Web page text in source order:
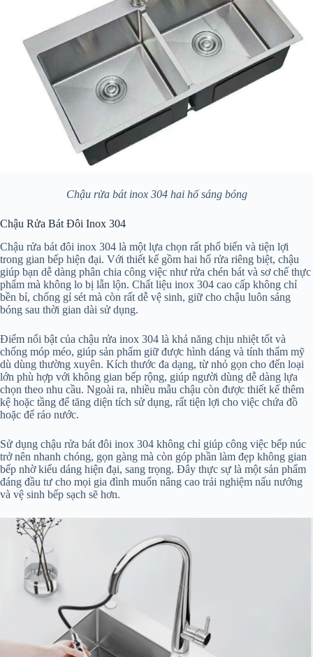
Chậu rửa bát inox 304 hai hố sáng bóng
Chậu Rửa Bát Đôi Inox 304
Chậu rửa bát đôi inox 304 là một lựa chọn rất phổ biến và tiện lợi
trong gian bếp hiện đại. Với thiết kế gồm hai hố rửa riêng biệt, chậu
giúp bạn dễ dàng phân chia công việc như rửa chén bát và sơ chế thực
phẩm mà không lo bị lẫn lộn. Chất liệu inox 304 cao cấp không chỉ
bền bỉ, chống gỉ sét mà còn rất dễ vệ sinh, giữ cho chậu luôn sáng
bóng sau thời gian dài sử dụng.
Điểm nổi bật của chậu rửa inox 304 là khả năng chịu nhiệt tốt và
chống móp méo, giúp sản phẩm giữ được hình dáng và tính thẩm mỹ
dù dùng thường xuyên. Kích thước đa dạng, từ nhỏ gọn cho đến loại
lớn phù hợp với không gian bếp rộng, giúp người dùng dễ dàng lựa
chọn theo nhu cầu. Ngoài ra, nhiều mẫu chậu còn được thiết kế thêm
kệ hoặc tầng để tăng diện tích sử dụng, rất tiện lợi cho việc chứa đồ
hoặc để ráo nước.
Sử dụng chậu rửa bát đôi inox 304 không chỉ giúp công việc bếp núc
trở nên nhanh chóng, gọn gàng mà còn góp phần làm đẹp không gian
bếp nhờ kiểu dáng hiện đại, sang trọng. Đây thực sự là một sản phẩm
đáng đầu tư cho mọi gia đình muốn nâng cao trải nghiệm nấu nướng
và vệ sinh bếp sạch sẽ hơn.